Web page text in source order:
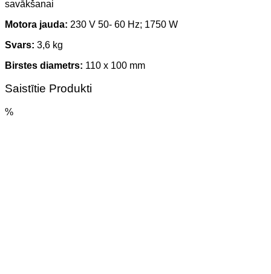
savākšanai
Motora jauda: 230 V 50- 60 Hz; 1750 W
Svars: 3,6 kg
Birstes diametrs: 110 x 100 mm
Saistītie Produkti
%